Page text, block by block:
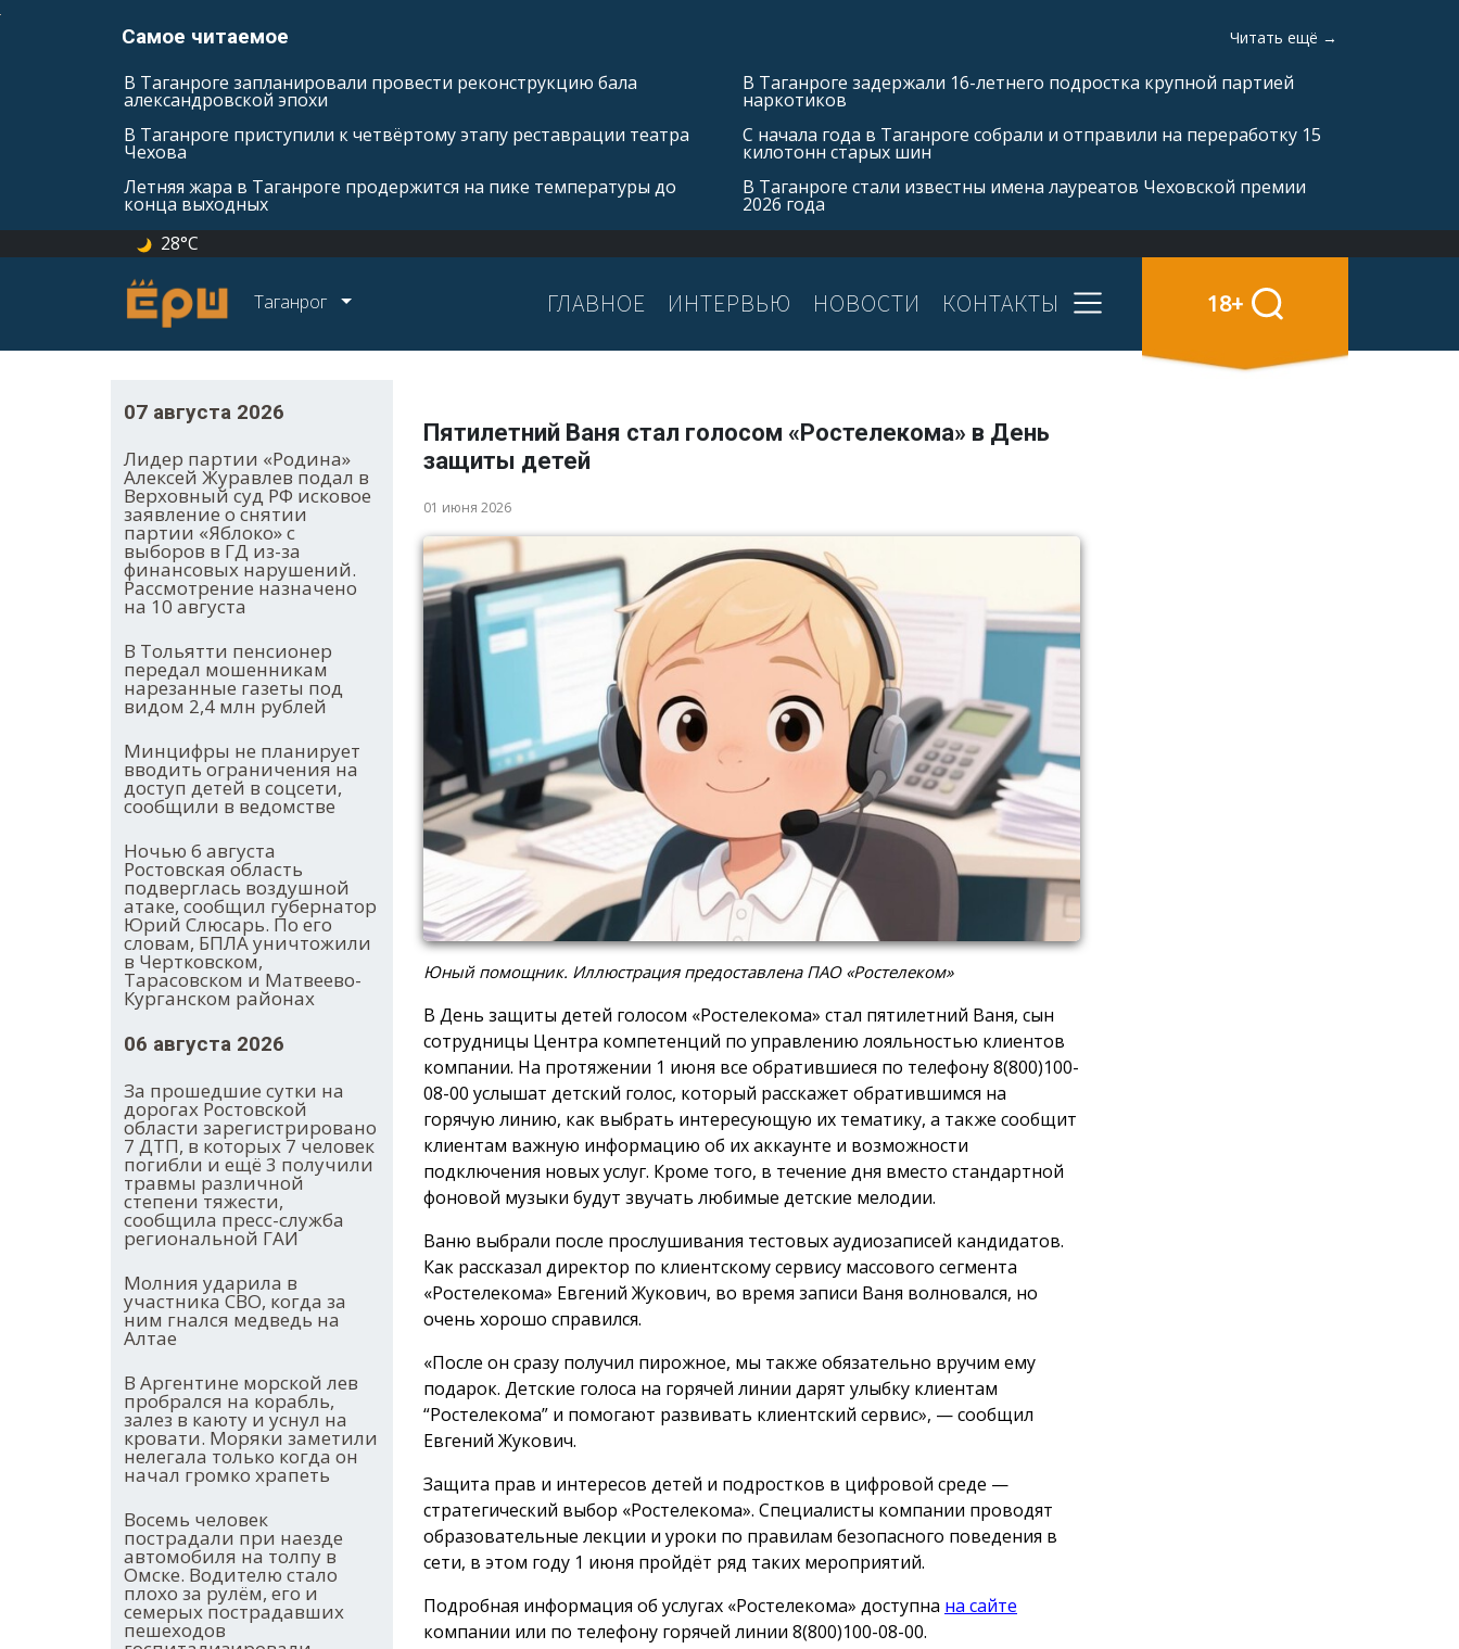
Самое читаемое Читать ещё →
В Таганроге запланировали провести реконструкцию бала
александровской эпохи
В Таганроге приступили к четвёртому этапу реставрации театра
Чехова
Летняя жара в Таганроге продержится на пике температуры до
конца выходных
В Таганроге задержали 16-летнего подростка крупной партией
наркотиков
С начала года в Таганроге собрали и отправили на переработку 15
килотонн старых шин
В Таганроге стали известны имена лауреатов Чеховской премии
2026 года
28°C
Таганрог ГЛАВНОЕ ИНТЕРВЬЮ НОВОСТИ КОНТАКТЫ 18+
07 августа 2026
Лидер партии «Родина»
Алексей Журавлев подал в
Верховный суд РФ исковое
заявление о снятии
партии «Яблоко» с
выборов в ГД из-за
финансовых нарушений.
Рассмотрение назначено
на 10 августа
В Тольятти пенсионер
передал мошенникам
нарезанные газеты под
видом 2,4 млн рублей
Минцифры не планирует
вводить ограничения на
доступ детей в соцсети,
сообщили в ведомстве
Ночью 6 августа
Ростовская область
подверглась воздушной
атаке, сообщил губернатор
Юрий Слюсарь. По его
словам, БПЛА уничтожили
в Чертковском,
Тарасовском и Матвеево-
Курганском районах
06 августа 2026
За прошедшие сутки на
дорогах Ростовской
области зарегистрировано
7 ДТП, в которых 7 человек
погибли и ещё 3 получили
травмы различной
степени тяжести,
сообщила пресс-служба
региональной ГАИ
Молния ударила в
участника СВО, когда за
ним гнался медведь на
Алтае
В Аргентине морской лев
пробрался на корабль,
залез в каюту и уснул на
кровати. Моряки заметили
нелегала только когда он
начал громко храпеть
Восемь человек
пострадали при наезде
автомобиля на толпу в
Омске. Водителю стало
плохо за рулём, его и
семерых пострадавших
пешеходов
Пятилетний Ваня стал голосом «Ростелекома» в День
защиты детей
01 июня 2026
Юный помощник. Иллюстрация предоставлена ПАО «Ростелеком»
В День защиты детей голосом «Ростелекома» стал пятилетний Ваня, сын
сотрудницы Центра компетенций по управлению лояльностью клиентов
компании. На протяжении 1 июня все обратившиеся по телефону 8(800)100-
08-00 услышат детский голос, который расскажет обратившимся на
горячую линию, как выбрать интересующую их тематику, а также сообщит
клиентам важную информацию об их аккаунте и возможности
подключения новых услуг. Кроме того, в течение дня вместо стандартной
фоновой музыки будут звучать любимые детские мелодии.
Ваню выбрали после прослушивания тестовых аудиозаписей кандидатов.
Как рассказал директор по клиентскому сервису массового сегмента
«Ростелекома» Евгений Жукович, во время записи Ваня волновался, но
очень хорошо справился.
«После он сразу получил пирожное, мы также обязательно вручим ему
подарок. Детские голоса на горячей линии дарят улыбку клиентам
“Ростелекома” и помогают развивать клиентский сервис», — сообщил
Евгений Жукович.
Защита прав и интересов детей и подростков в цифровой среде —
стратегический выбор «Ростелекома». Специалисты компании проводят
образовательные лекции и уроки по правилам безопасного поведения в
сети, в этом году 1 июня пройдёт ряд таких мероприятий.
Подробная информация об услугах «Ростелекома» доступна на сайте
компании или по телефону горячей линии 8(800)100-08-00.